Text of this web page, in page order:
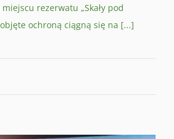
rezerwatu „Skały pod
objęte ochroną ciągną się na [...]